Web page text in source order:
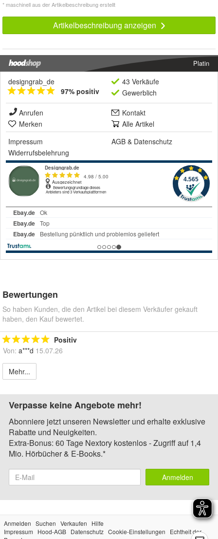
* maschinell aus der Artikelbeschreibung erstellt
Artikelbeschreibung anzeigen
Platin
designgrab_de
97% positiv
43 Verkäufe
Gewerblich
Anrufen
Kontakt
Merken
Alle Artikel
Impressum
AGB & Datenschutz
Widerrufsbelehrung
Bewertungen
So haben Kunden, die den Artikel bei diesem Verkäufer gekauft
haben, den Kauf bewertet.
Positiv
Von: a***d 15.07.26
Mehr...
Verpasse keine Angebote mehr!
Abonniere jetzt unseren Newsletter und erhalte exklusive
Rabatte und Neuigkeiten.
Extra-Bonus: 60 Tage Nextory kostenlos - Zugriff auf 1,4
Mio. Hörbücher & E-Books.*
Anmelden
Anmelden Suchen Verkaufen
Hilfe
Impressum
Hood-AGB Datenschutz Cookie-Einstellungen
Echtheit der